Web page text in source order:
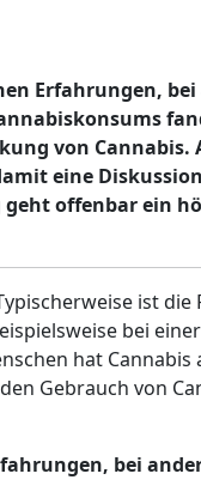
Erfahrungen,
von Cannabis.
eine
offenbar ein
ist die
bei einer
hat Cannabis
Gebrauch von
bei